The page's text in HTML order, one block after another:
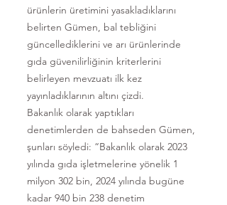
ürünlerin üretimini yasakladıklarını
belirten Gümen, bal tebliğini
güncellediklerini ve arı ürünlerinde
gıda güvenilirliğinin kriterlerini
belirleyen mevzuatı ilk kez
yayınladıklarının altını çizdi.
Bakanlık olarak yaptıkları
denetimlerden de bahseden Gümen,
şunları söyledi: “Bakanlık olarak 2023
yılında gıda işletmelerine yönelik 1
milyon 302 bin, 2024 yılında bugüne
kadar 940 bin 238 denetim